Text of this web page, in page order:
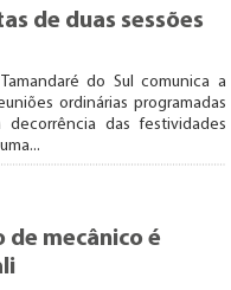
de duas sessões
do Sul comunica a
ordinárias programadas
das festividades
de mecânico é